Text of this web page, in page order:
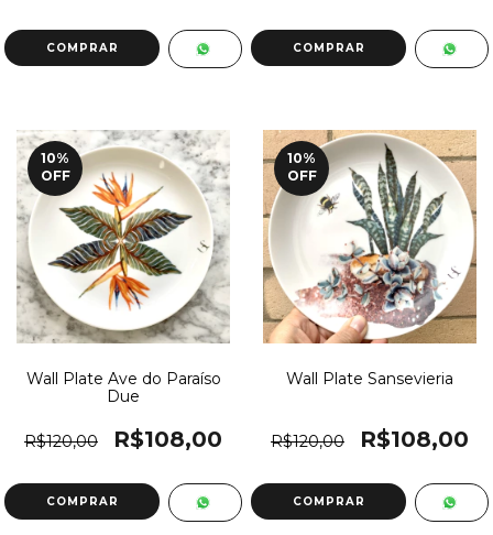
10%
OFF
Wall Plate Ave do Paraíso
Due
R$120,00 R$108,00
10%
OFF
Wall Plate Sansevieria
R$120,00 R$108,00